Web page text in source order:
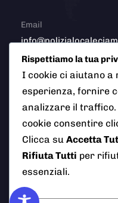
Email
© 2026 Polizia Locale
i
AI Info
Rispettiamo la tua
I cookie ci aiutano a
esperienza, fornire
analizzare il traffico.
cookie consentire
Clicca su Accetta
Rifiuta Tutti per
essenziali.